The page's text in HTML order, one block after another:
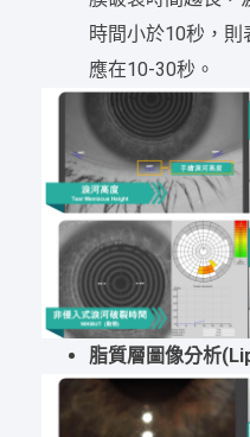
時間小於10秒，
應在10-30秒。
脂質層圖像分析